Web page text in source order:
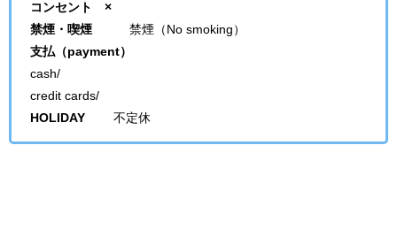
コンセント ×
禁煙・喫煙 禁煙（No smoking）
支払（payment）
cash/
credit cards/
HOLIDAY 不定休